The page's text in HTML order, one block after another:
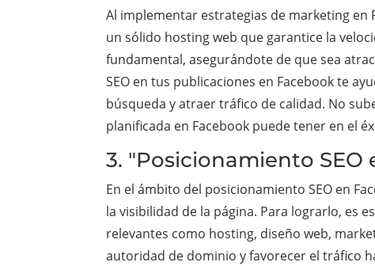
Al implementar estrategias de marketing
un sólido hosting web que garantice la
fundamental, asegurándote de que sea
SEO en tus publicaciones en Facebook te
búsqueda y atraer tráfico de calidad. No
planificada en Facebook puede tener en el
3. "Posicionamiento SEO
En el ámbito del posicionamiento SEO en
la visibilidad de la página. Para lograrlo, es
relevantes como hosting, diseño web,
autoridad de dominio y favorecer el tráfico